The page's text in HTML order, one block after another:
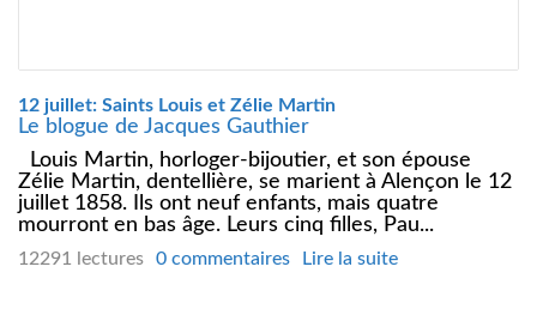
12 juillet: Saints Louis et Zélie Martin
Le blogue de Jacques Gauthier
Louis Martin, horloger-bijoutier, et son épouse
Zélie Martin, dentellière, se marient à Alençon le 12
juillet 1858. Ils ont neuf enfants, mais quatre
mourront en bas âge. Leurs cinq filles, Pau...
12291 lectures 0 commentaires Lire la suite